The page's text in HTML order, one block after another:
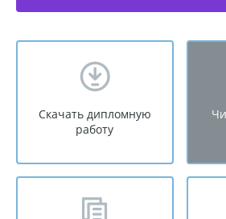
Скачать дипломную
работу